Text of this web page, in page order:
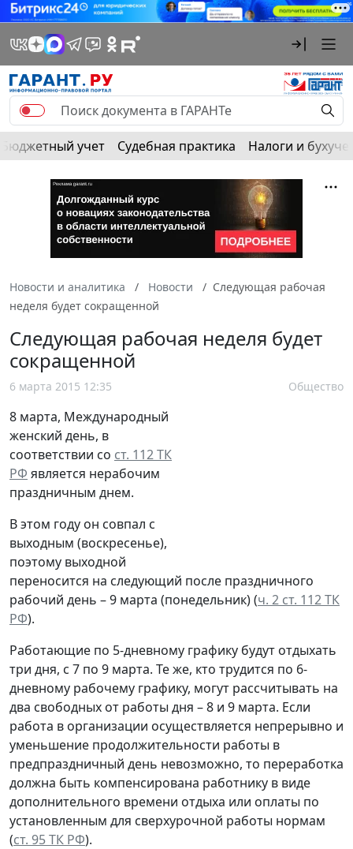
Бюджетный учет Судебная практика Налоги и
Новости и аналитика Новости
Следующая рабочая
неделя будет сокращенной
Следующая рабочая неделя будет
сокращенной
6 марта 2015 12:35 Общество
8 марта, Международный
женский день, в
соответствии со ст. 112 ТК
РФ является нерабочим
праздничным днем.
В этом году он совпал с
выходным (воскресенье),
поэтому выходной
переносится на следующий после праздничного
рабочий день – 9 марта (понедельник) (ч. 2 ст. 112 ТК
РФ).
Работающие по 5-дневному графику будут отдыхать
три дня, с 7 по 9 марта. Те же, кто трудится по 6-
дневному рабочему графику, могут рассчитывать на
два свободных от работы дня – 8 и 9 марта. Если
работа в организации осуществляется непрерывно и
уменьшение продолжительности работы в
предпраздничный день невозможно, то переработка
должна быть компенсирована работнику в виде
дополнительного времени отдыха или оплаты по
установленным для сверхурочной работы нормам
(ст. 95 ТК РФ).